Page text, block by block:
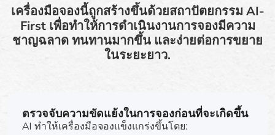
เครื่องมือจองนี้ถูกสร้างขึ้นด้วยสถาปัตยกรรม AI-
First เพื่อทำให้การดำเนินงานการจองมีความ
ชาญฉลาด ทนทานมากขึ้น และง่ายต่อการขยาย
ในระยะยาว.
ตรวจจับความขัดแย้งในการจองก่อนที่จะเกิดขึ้น
AI ทำให้เครื่องมือจองแข็งแกร่งขึ้นโดย: